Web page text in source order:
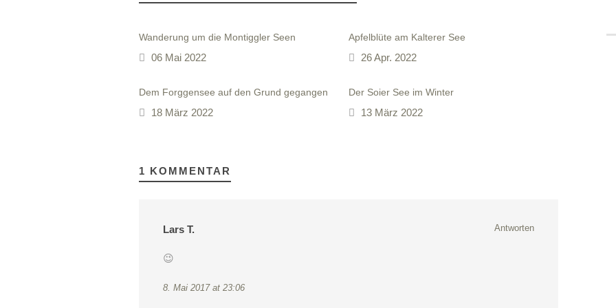
Wanderung um die Montiggler Seen
06 Mai 2022
Apfelblüte am Kalterer See
26 Apr. 2022
Dem Forggensee auf den Grund gegangen
18 März 2022
Der Soier See im Winter
13 März 2022
1 KOMMENTAR
Lars T. Antworten
😉
8. Mai 2017 at 23:06